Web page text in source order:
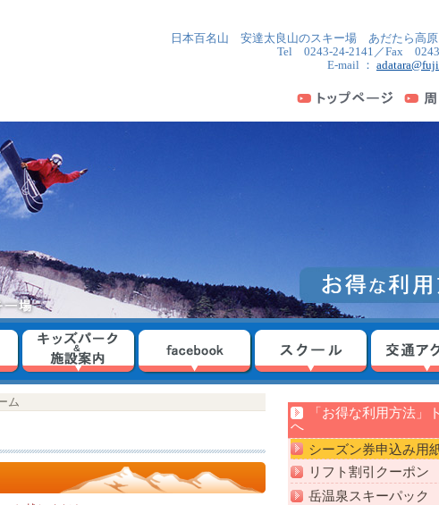
日本百名山 安達太良山のスキー場 あだたら高原
Tel 0243-24-2141／Fax
E-mail ：
ム
「お得な利用方法」
へ
シーズン券申込み用
リフト割引クーポン
岳温泉スキーパック